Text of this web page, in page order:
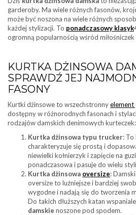
garderoby. Ma wiele różnych fasonów,
może być noszona na wiele różnych
każdej stylizacji. To ponadczasowy klasyk
ogromną popularnością wśród
KURTKA DŻINSOWA
SPRAWDŹ JEJ
FASONY
Kurtki dżinsowe to wszechstronnyelement
dostępny w różnorodnych fasonach i
rodzajów damskich denimowych kurteczek:
Kurtka dżinsowa typu trucker:
charakteryzuje się prostą i
niewielki kołnierzyk i zapięcie na
ponadczasowa i pasuje do wielu
Kurtka dżinsowa oversize:
oversize to luźniejsze i bardziej
wygodne i nadają się do tworzenia
Do takich dłuższych katan
damskie noszone pod spodem.